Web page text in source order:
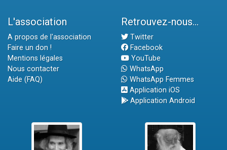
L'association
A propos de l'association
Faire un don !
Mentions légales
Nous contacter
Aide (FAQ)
Retrouvez-nous...
Twitter
Facebook
YouTube
WhatsApp
WhatsApp Femmes
Application iOS
Application Android